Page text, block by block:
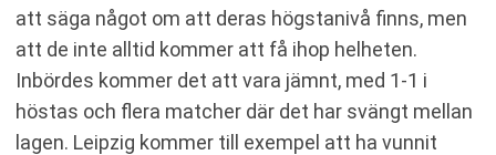
att säga något om att deras högstanivå finns, men
att de inte alltid kommer att få ihop helheten.
Inbördes kommer det att vara jämnt, med 1-1 i
höstas och flera matcher där det har svängt mellan
lagen. Leipzig kommer till exempel att ha vunnit